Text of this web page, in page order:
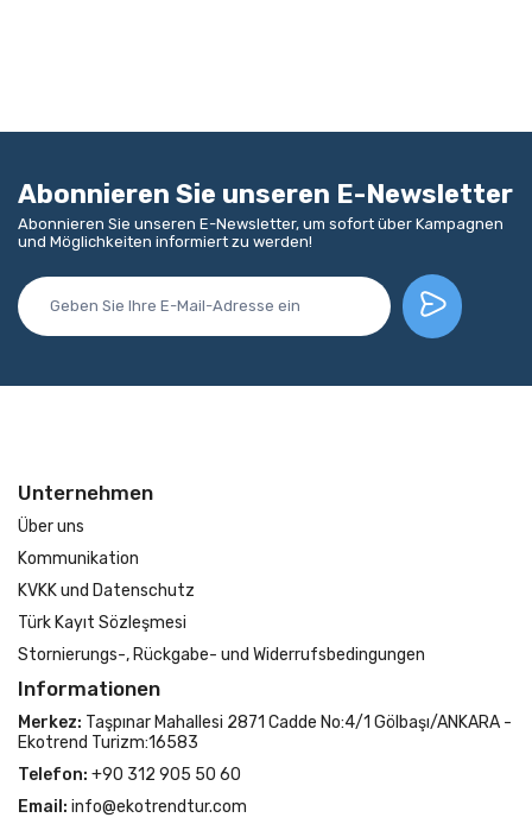
Abonnieren Sie unseren E-Newsletter
Abonnieren Sie unseren E-Newsletter, um sofort über Kampagnen
und Möglichkeiten informiert zu werden!
Unternehmen
Über uns
Kommunikation
KVKK und Datenschutz
Türk Kayıt Sözleşmesi
Stornierungs-, Rückgabe- und Widerrufsbedingungen
Informationen
Merkez: Taşpınar Mahallesi 2871 Cadde No:4/1 Gölbaşı/ANKARA -
Ekotrend Turizm:16583
Telefon: +90 312 905 50 60
Email: info@ekotrendtur.com